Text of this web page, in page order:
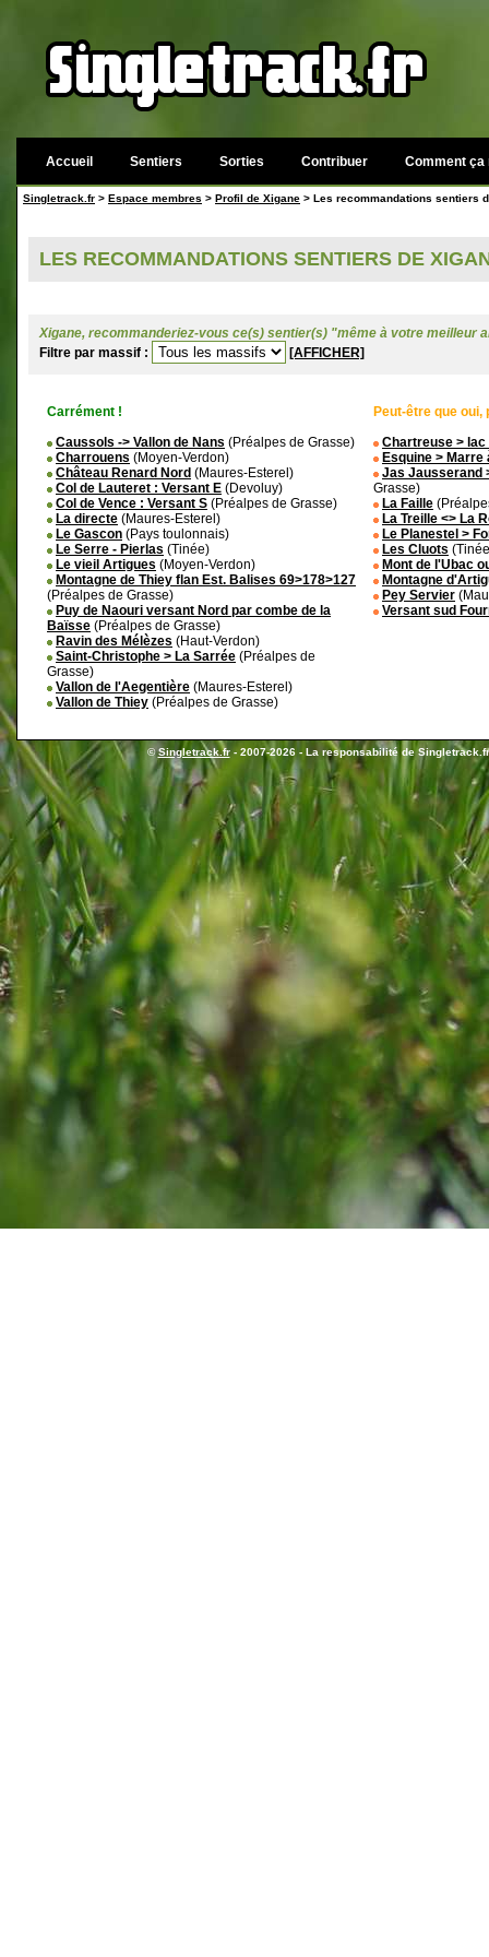
Accueil Sentiers Sorties Contribuer Comment ça
Singletrack.fr > Espace membres > Profil de Xigane > Les recommandations sentiers
LES RECOMMANDATIONS SENTIERS DE
Xigane, recommanderiez-vous ce(s) sentier(s) "même à votre meilleur
Filtre par massif :
[AFFICHER]
Carrément !
Caussols -> Vallon de Nans (Préalpes de Grasse)
Charrouens (Moyen-Verdon)
Château Renard Nord (Maures-Esterel)
Col de Lauteret : Versant E (Devoluy)
Col de Vence : Versant S (Préalpes de Grasse)
La directe (Maures-Esterel)
Le Gascon (Pays toulonnais)
Le Serre - Pierlas (Tinée)
Le vieil Artigues (Moyen-Verdon)
Montagne de Thiey flan Est. Balises 69>178>127
(Préalpes de Grasse)
Puy de Naouri versant Nord par combe de la
Baïsse (Préalpes de Grasse)
Ravin des Mélèzes (Haut-Verdon)
Saint-Christophe > La Sarrée (Préalpes de
Grasse)
Vallon de l'Aegentière (Maures-Esterel)
Vallon de Thiey (Préalpes de Grasse)
Peut-être que oui,
Chartreuse > lac
Esquine > Marre
Jas Jausserand
Grasse)
La Faille
La Treille <> La
Le Planestel >
Les Cluots
Mont de l'Ubac
Montagne
Pey Servier
Versant sud
©Singletrack.fr- 2007-2026 - La responsabilité de